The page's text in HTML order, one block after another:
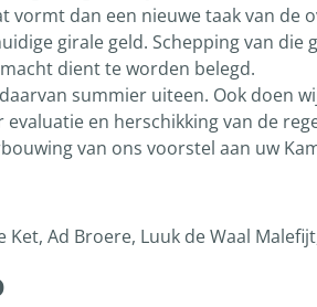
dan een nieuwe taak van de
girale geld. Schepping van die
dient te worden belegd.
summier uiteen. Ook doen
en herschikking van de
van ons voorstel aan uw
Ad Broere, Luuk de Waal